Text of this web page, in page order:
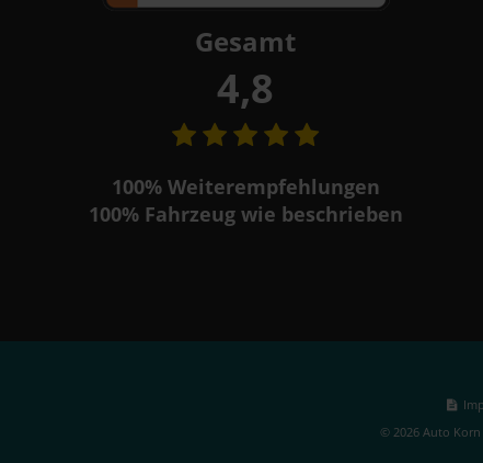
Gesamt
4,8
100%Weiterempfehlungen
100%Fahrzeug wie beschrieben
© 2026 Auto